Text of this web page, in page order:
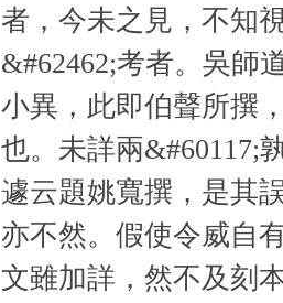
者，今未之見，不知
&#62462;考者。吳
小異，此即伯聲所撰
也。未詳兩&#60117;
遽云題姚寬撰，是其
亦不然。假使令威自
文雖加詳，然不及刻